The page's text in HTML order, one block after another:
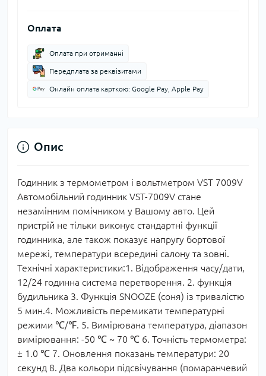
Оплата
Оплата при отриманні
Передплата за реквізитами
Онлайн оплата карткою: Google Pay, Apple Pay
Опис
Годинник з термометром і вольтметром VST 7009V
Автомобільний годинник VST-7009V стане
незамінним помічником у Вашому авто. Цей
пристрій не тільки виконує стандартні функції
годинника, але також показує напругу бортової
мережі, температури всередині салону та зовні.
Технічні характеристики:1. Відображення часу/дати,
12/24 годинна система перетворення. 2. функція
будильника 3. Функція SNOOZE (соня) із тривалістю
5 мин.4. Можливість перемикати температурні
режими ℃/℉. 5. Вимірювана температура, діапазон
вимірювання: -50 ℃ ~ 70 ℃ 6. Точність термометра:
± 1.0 ℃ 7. Оновлення показань температури: 20
секунд 8. Два кольори підсвічування (помаранчевий